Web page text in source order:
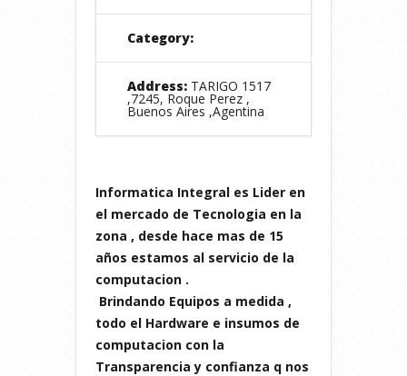
Category:
Address: TARIGO 1517
,7245, Roque Perez ,
Buenos Aires ,Agentina
Informatica Integral es Lider en
el mercado de Tecnologia en la
zona , desde hace mas de 15
años estamos al servicio de la
computacion .
Brindando Equipos a medida ,
todo el Hardware e insumos de
computacion con la
Transparencia y confianza q nos